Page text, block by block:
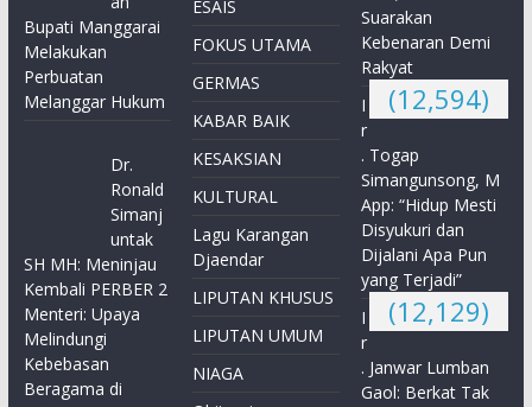
Bupati Manggarai
Melakukan
Perbuatan
Melanggar Hukum
Dr.
Ronald
Simanj
untak
SH MH: Meninjau
Kembali PERBER 2
Menteri: Upaya
Melindungi
Kebebasan
Beragama di
ESAIS
FOKUS UTAMA
GERMAS
KABAR BAIK
KESAKSIAN
KULTURAL
Lagu Karangan
Djaendar
LIPUTAN KHUSUS
LIPUTAN UMUM
NIAGA
Suarakan
Kebenaran Demi
Rakyat
(12,594)
I
r
. Togap
Simangunsong, M
App: “Hidup Mesti
Disyukuri dan
Dijalani Apa Pun
yang Terjadi”
(12,129)
I
r
. Janwar Lumban
Gaol: Berkat Tak